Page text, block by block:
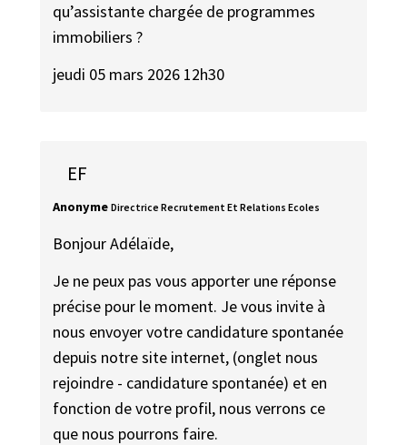
qu’assistante chargée de programmes
immobiliers ?
jeudi 05 mars 2026 12h30
EF
Anonyme Directrice Recrutement Et Relations Ecoles
Bonjour Adélaïde,
Je ne peux pas vous apporter une réponse
précise pour le moment. Je vous invite à
nous envoyer votre candidature spontanée
depuis notre site internet, (onglet nous
rejoindre - candidature spontanée) et en
fonction de votre profil, nous verrons ce
que nous pourrons faire.